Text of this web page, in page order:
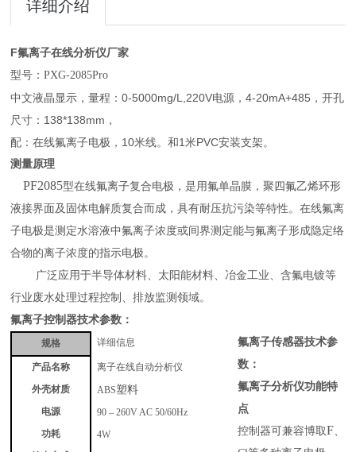
详细介绍
F氟离子在线分析仪厂家
型号：PXG-2085Pro
中文液晶显示，量程：0-5000mg/L,220V电源，4-20mA+485，开孔
尺寸：138*138mm，
配：在线氟离子电极，10米线。和1米PVC安装支架。
测量原理
PF2085型在线氟离子复合电极，是用氟单晶膜，聚四氟乙烯环形
液接界面及固体电解质复合而成，具有耐压抗污染等特性。在线氟离
子电极是测定水溶液中氟离子浓度或间界测定能与氟离子形成隐定络
合物的离子浓度的指示电极。
广泛应用于半导体材料、太阳能材料、冶金工业、含氟电镀等
行业废水处理过程控制、排放监测领域。
氟离子控制器技术参数：
规格 详细信息
产品名称 离子在线自动分析仪
外壳材质 ABS塑料
电源 90 – 260V AC 50/60Hz
功耗
4W
氟离子传感器技术参
数：
氟离子分析仪功能特
点
控制器可兼容博取F、